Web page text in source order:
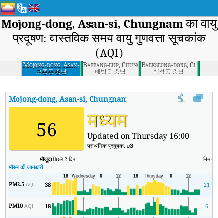
Mojong-dong, Asan-si, Chungnamका वायु
प्रदूषण: वास्तविक समय वायु गुणवत्ता सूचकांक
(AQI)
Mojong-dong, Asan-
si, Chungnam
모종동 충남
Baebang-eup, Chungnam
배방읍 충남
Baekseong-dong,
백석동 충남
Mojong-dong, Asan-si, Chungnam Mojong-dong, Asan-
56 मध्यम
Updated on Thursday 16:00
प्राथमिक प्रदूषक:o3
मौजूदापिछले 2 दिन मिन
मौसम की जानकारी
PM2.5AQI 38 21
PM10AQI 18 6